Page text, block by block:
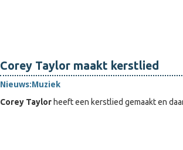
Corey Taylor maakt kerstlied
Nieuws:Muziek
Corey Taylor heeft een kerstlied gemaakt en